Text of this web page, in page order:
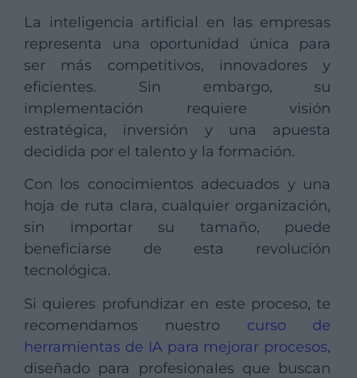
La inteligencia artificial en las empresas
representa una oportunidad única para
ser más competitivos, innovadores y
eficientes. Sin embargo, su
implementación requiere visión
estratégica, inversión y una apuesta
decidida por el talento y la formación.
Con los conocimientos adecuados y una
hoja de ruta clara, cualquier organización,
sin importar su tamaño, puede
beneficiarse de esta revolución
tecnológica.
Si quieres profundizar en este proceso, te
recomendamos nuestro curso de
herramientas de IA para mejorar procesos,
diseñado para profesionales que buscan